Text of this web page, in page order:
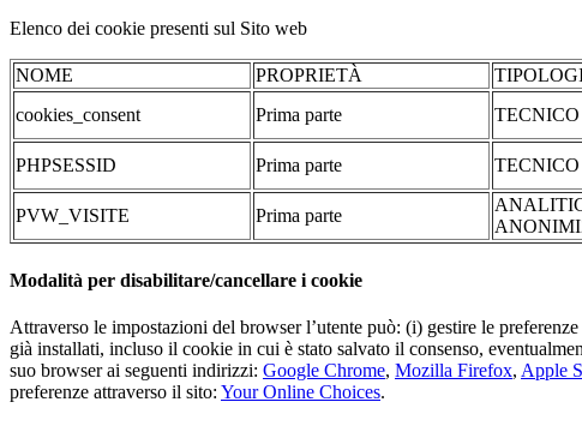
Elenco dei cookie presenti sul Sito web
NOME PROPRIETÀ
cookies_consent
Prima parte TECNICO
PHPSESSID Prima parte TECNICO
PVW_VISITE Prima parte
Modalità per disabilitare/cancellare i cookie
Attraverso le impostazioni del browser l’utente può: (i) gestire le
già installati, incluso il cookie in cui è stato salvato il consenso,
suo browser ai seguenti indirizzi: Google Chrome, Mozilla Firefox, Apple
preferenze attraverso il sito: Your Online Choices.